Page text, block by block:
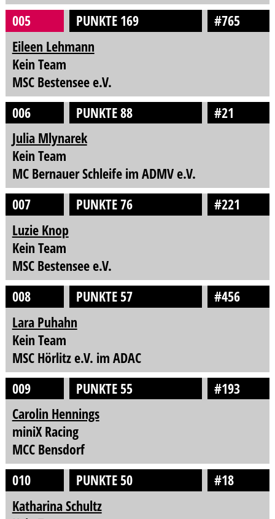
005
PUNKTE 169
#765
Eileen Lehmann
Kein Team
MSC Bestensee e.V.
006
PUNKTE 88
#21
Julia Mlynarek
Kein Team
MC Bernauer Schleife im ADMV e.V.
007
PUNKTE 76
#221
Luzie Knop
Kein Team
MSC Bestensee e.V.
008
PUNKTE 57
#456
Lara Puhahn
Kein Team
MSC Hörlitz e.V. im ADAC
009
PUNKTE 55
#193
Carolin Hennings
miniX Racing
MCC Bensdorf
010
PUNKTE 50
#18
Katharina Schultz